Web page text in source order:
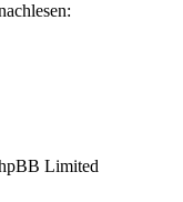
Limited